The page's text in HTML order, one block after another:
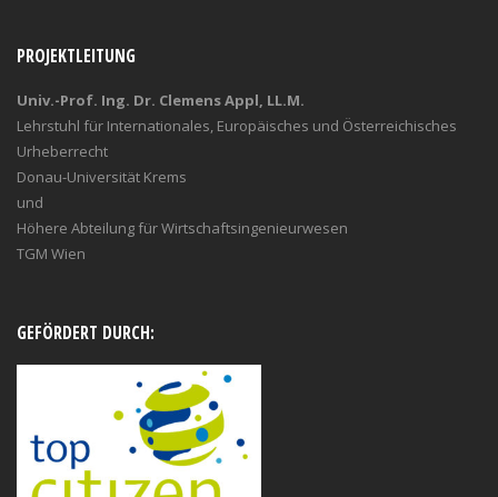
PROJEKTLEITUNG
Univ.-Prof. Ing. Dr. Clemens Appl, LL.M.
Lehrstuhl für Internationales, Europäisches und Österreichisches
Urheberrecht
Donau-Universität Krems
und
Höhere Abteilung für Wirtschaftsingenieurwesen
TGM Wien
GEFÖRDERT DURCH: